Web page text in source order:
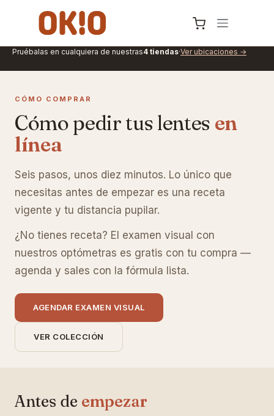
Pruébalas en cualquiera de nuestras4 tiendas·Ver ubicaciones →
CÓMO COMPRAR
Cómo pedir tus lentes en
línea
Seis pasos, unos diez minutos. Lo único que
necesitas antes de empezar es una receta
vigente y tu distancia pupilar.
¿No tienes receta? El examen visual con
nuestros optómetras es gratis con tu compra —
agenda y sales con la fórmula lista.
AGENDAR EXAMEN VISUAL
VER COLECCIÓN
Antes de empezar